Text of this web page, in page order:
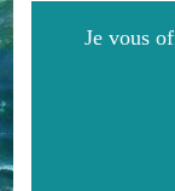
Je vous